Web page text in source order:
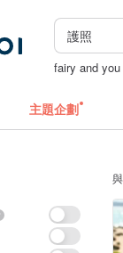
fairy and you
主題企劃